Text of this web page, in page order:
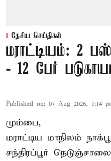
தேசிய செய்திகள்
மராட்டியம்: 2
- 12 பேர்
Published on: 07 Aug 2026, 1:14
மும்பை,
மராட்டிய மாநிலம்
சந்திரப்பூர்